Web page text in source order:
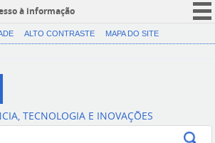
à informação
CORONAVÍRUS (COVID-19)
Canais
ALTO CONTRASTE MAPA DO SITE
TECNOLOGIA E INOVAÇÕES